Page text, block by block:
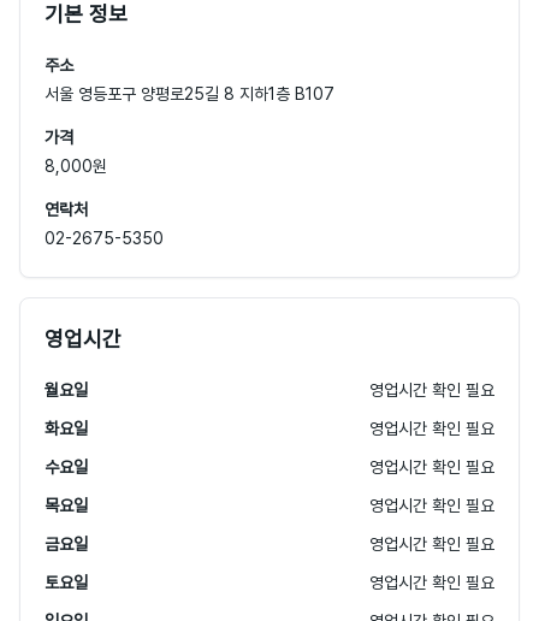
기본 정보
주소
서울 영등포구 양평로25길 8 지하1층 B107
가격
8,000원
연락처
02-2675-5350
영업시간
월요일
영업시간 확인 필요
화요일
영업시간 확인 필요
수요일
영업시간 확인 필요
목요일
영업시간 확인 필요
금요일
영업시간 확인 필요
토요일
영업시간 확인 필요